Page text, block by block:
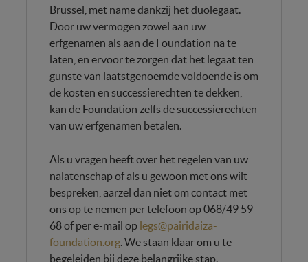
Brussel, met name dankzij het duolegaat.
Door uw vermogen zowel aan uw
erfgenamen als aan de Foundation na te
laten, en ervoor te zorgen dat het legaat ten
gunste van laatstgenoemde voldoende is om
de kosten en successierechten te dekken,
kan de Foundation zelfs de successierechten
van uw erfgenamen betalen.
Als u vragen heeft over het regelen van uw
nalatenschap of als u gewoon met ons wilt
bespreken, aarzel dan niet om contact met
ons op te nemen per telefoon op 068/49 59
68 of per e-mail op legs@pairidaiza-
foundation.org. We staan klaar om u te
begeleiden bij deze belangrijke stap.